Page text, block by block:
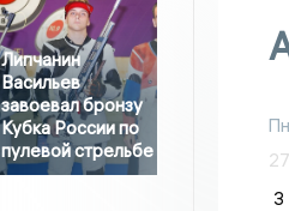
Липчанин
Васильев
завоевал бронзу
Кубка России по
пулевой стрельбе
Пн
27
3